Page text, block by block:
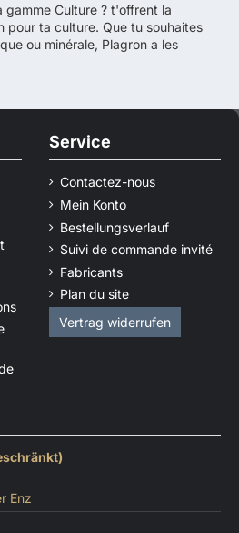
gamme Culture ? t'offrent la
pour ta culture. Que tu souhaites
ou minérale, Plagron a les
Service
Contactez-nous
Mein Konto
Bestellungsverlauf
Suivi de commande invité
Fabricants
Plan du site
Vertrag widerrufen
Enz